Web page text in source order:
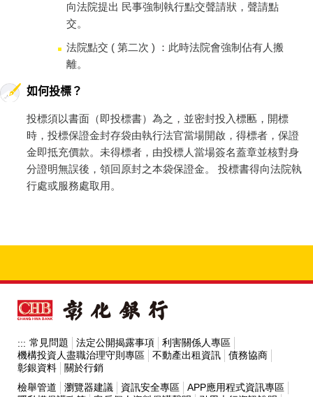
向法院提出 民事強制執行點交聲請狀，聲請點
交。
法院點交 ( 第二次 ) ：此時法院會強制佔有人搬
離。
如何投標？
投標須以書面（即投標書）為之，並密封投入標匭，開標
時，投標保證金封存袋由執行法官當場開啟，得標者，保證
金即抵充價款。未得標者，由投標人當場簽名蓋章並核對身
分證明無誤後，領回原封之本袋保證金。 投標書得向法院執
行處或服務處取用。
::: 常見問題 法定公開揭露事項
利害關係人專區
機構投資人盡職治理守則專區
不動產出租資訊
債務協商
彰銀資料
關於行銷
檢舉管道
瀏覽器建議 資訊安全專區
APP應用程式資訊專區